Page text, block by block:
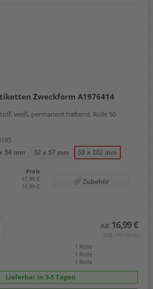
Zweckform A1976414
weiß, permanent haftend, Rolle 50
54 mm 32 x 57 mm 59 x 102 mm
Preis
17,99 €
16,99 €
Zubehör
AB 16,99 €
(zzgl. 19% Mwst.)
1 Rolle
1 Rolle
1 Rolle
Lieferbar in 3-5 Tagen